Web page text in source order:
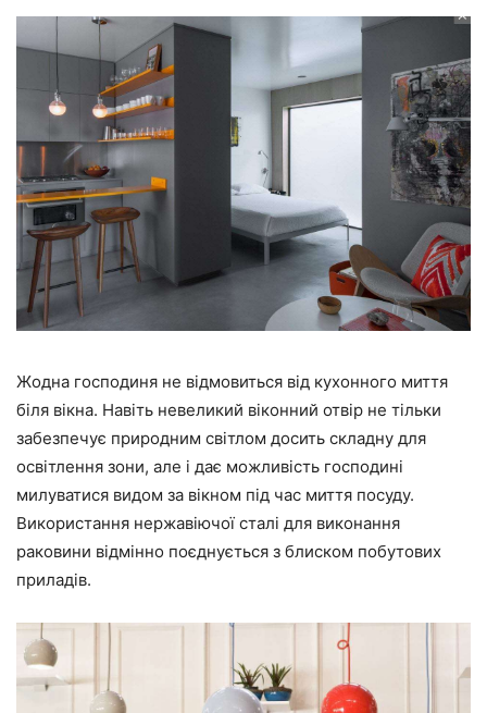
Жодна господиня не відмовиться від кухонного миття
біля вікна. Навіть невеликий віконний отвір не тільки
забезпечує природним світлом досить складну для
освітлення зони, але і дає можливість господині
милуватися видом за вікном під час миття посуду.
Використання нержавіючої сталі для виконання
раковини відмінно поєднується з блиском побутових
приладів.